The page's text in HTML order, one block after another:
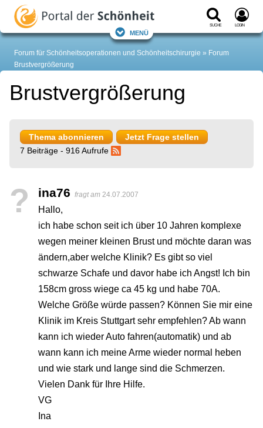
Suche Login
Menü
Forum für Schönheitsoperationen und Schönheitschirurgie
Forum
Brustvergrößerung
Brustvergrößerung
Thema abonnieren
Jetzt Frage stellen
7 Beiträge - 916 Aufrufe
? ina76 fragt am 24.07.2007
Hallo,
ich habe schon seit ich über 10 Jahren komplexe
wegen meiner kleinen Brust und möchte daran was
ändern,aber welche Klinik? Es gibt so viel
schwarze Schafe und davor habe ich Angst! Ich bin
158cm gross wiege ca 45 kg und habe 70A.
Welche Größe würde passen? Können Sie mir eine
Klinik im Kreis Stuttgart sehr empfehlen? Ab wann
kann ich wieder Auto fahren(automatik) und ab
wann kann ich meine Arme wieder normal heben
und wie stark und lange sind die Schmerzen.
Vielen Dank für Ihre Hilfe.
VG
Ina